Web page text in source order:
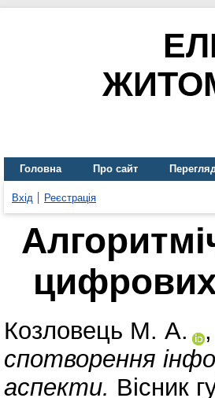
Головна Про сайт
Вхід Реєстрація
Козловець М. А. ,
спотворення
аспекти. Вісник